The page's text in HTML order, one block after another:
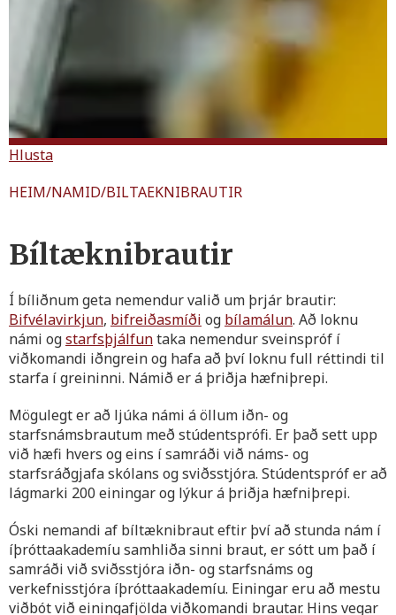
Hlusta
HEIM/NAMID/BILTAEKNIBRAUTIR
Bíltæknibrautir
Í bíliðnum geta nemendur valið um þrjár brautir:
Bifvélavirkjun, bifreiðasmíði og bílamálun. Að loknu
námi ogstarfsþjálfuntaka nemendur sveinspróf í
viðkomandi iðngrein og hafa að því loknu full réttindi til
starfa í greininni. Námið er á þriðja hæfniþrepi.
Mögulegt er að ljúka námi á öllum iðn- og
starfsnámsbrautum með stúdentsprófi. Er það sett upp
við hæfi hvers og eins í samráði við náms- og
starfsráðgjafa skólans og sviðsstjóra. Stúdentspróf er að
lágmarki 200 einingar og lýkur á þriðja hæfniþrepi.
Óski nemandi af bíltæknibraut eftir því að stunda nám í
íþróttaakademíu samhliða sinni braut, er sótt um það í
samráði við sviðsstjóra iðn- og starfsnáms og
verkefnisstjóra íþróttaakademíu. Einingar eru að mestu
viðbót við einingafjölda viðkomandi brautar. Hins vegar